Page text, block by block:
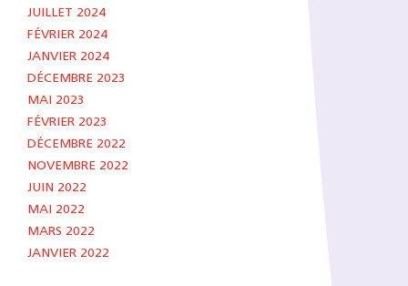
JUILLET 2024
FÉVRIER 2024
JANVIER 2024
DÉCEMBRE 2023
MAI 2023
FÉVRIER 2023
DÉCEMBRE 2022
NOVEMBRE 2022
JUIN 2022
MAI 2022
MARS 2022
JANVIER 2022